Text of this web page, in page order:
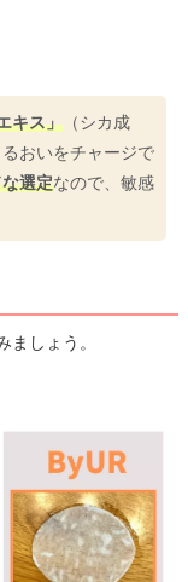
キス」 （シカ成
おいをチャージで
選定なので、敏感
しょう。